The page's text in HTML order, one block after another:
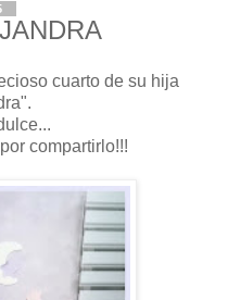
cuarto de su hija
compartirlo!!!